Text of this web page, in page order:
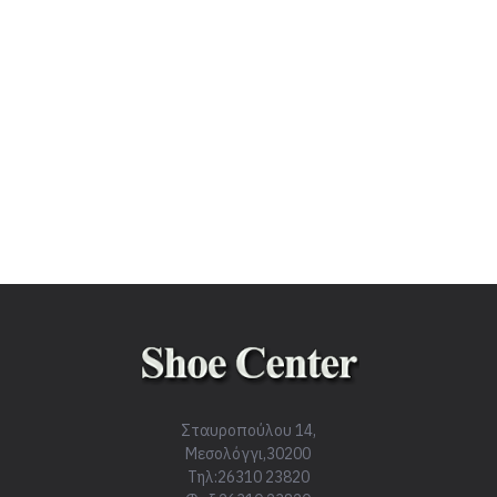
Σταυροπούλου 14,
Μεσολόγγι,30200
Τηλ:26310 23820